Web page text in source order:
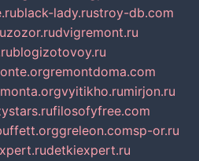
black-lady.rustroy-db.com
zozor.rudvigremont.ru
blogizotovoy.ru
remontdoma.com
vyitikho.rumirjon.ru
filosofyfree.com
greleon.comsp-or.ru
detkiexpert.ru